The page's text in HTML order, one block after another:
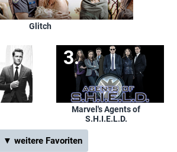
Glitch
Marvel's Agents of
S.H.I.E.L.D.
▼ weitere Favoriten